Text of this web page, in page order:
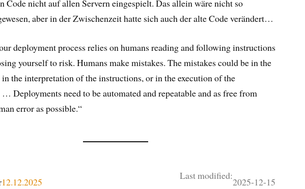
Code nicht auf allen Servern eingespielt. Das allein wäre nicht so
aber in der Zwischenzeit hatte sich auch der alte Code verändert…
deployment process relies on humans reading and following instructions
yourself to risk. Humans make mistakes. The mistakes could be in the
the interpretation of the instructions, or in the execution of the
Deployments need to be automated and repeatable and as free from
error as possible.“
12.12.2025
Last modified:
2025-12-15